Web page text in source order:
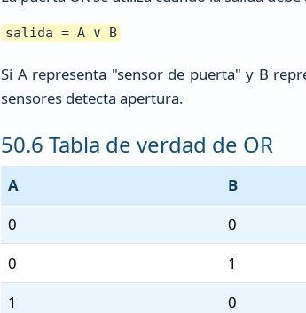
salida = A ∨ B
Si A representa "sensor de puerta" y B
sensores detecta apertura.
50.6 Tabla de verdad de OR
A B
0
0
0
1
1
0